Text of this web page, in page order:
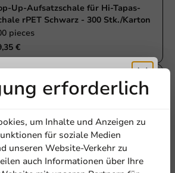
Up-Aufsatzschale für Hi-Tapas-
rPET Schwarz - 300 Stk./Karton
pieces
€
Tapas Deckel für Servierschale rPET
- 100 St./Pack.
€
Bündel
erforderlich
um Inhalte und Anzeigen zu
für soziale Medien
unseren Website-Verkehr zu
auch Informationen über Ihre
Sie
Rabatt